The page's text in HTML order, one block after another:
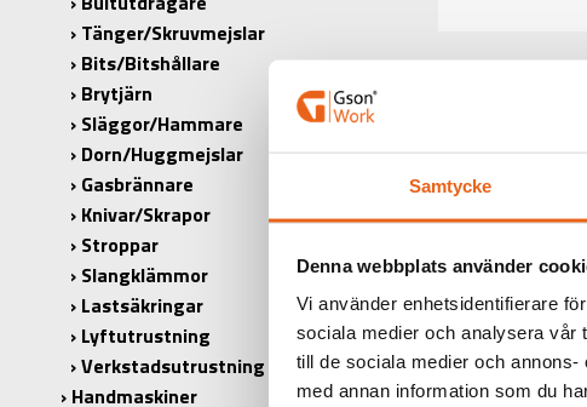
Samtycke
Denna webbplats använder
Vi använder enhetsidentifierare
sociala medier och analysera vår
till de sociala medier och
med annan information som du
Tänger/Skruvmejslar
Bits/Bitshållare
Brytjärn
Släggor/Hammare
Dorn/Huggmejslar
Gasbrännare
Knivar/Skrapor
Stroppar
Slangklämmor
Lastsäkringar
Lyftutrustning
Verkstadsutrustning
Handmaskiner
PRODUKT: